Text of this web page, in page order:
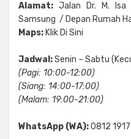
Alamat: Jalan Dr. M. Isa
Samsung / Depan Rumah
Maps: Klik Di Sini
Jadwal:Senin – Sabtu
(Pagi: 10:00-12:00)
(Siang: 14:00-17:00)
(Malam: 19:00-21:00)
WhatsApp (WA):0812